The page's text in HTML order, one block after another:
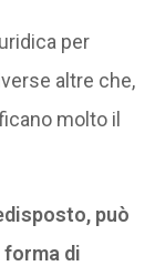
per
altre che,
molto il
può
forma di